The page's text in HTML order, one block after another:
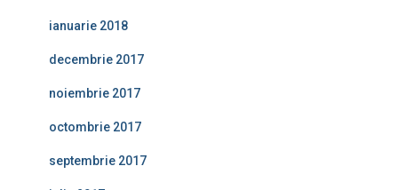
ianuarie 2018
decembrie 2017
noiembrie 2017
octombrie 2017
septembrie 2017